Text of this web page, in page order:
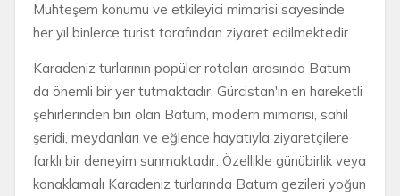
Muhteşem konumu ve etkileyici mimarisi sayesinde
her yıl binlerce turist tarafından ziyaret edilmektedir.
Karadeniz turlarının popüler rotaları arasında Batum
da önemli bir yer tutmaktadır. Gürcistan'ın en hareketli
şehirlerinden biri olan Batum, modern mimarisi, sahil
şeridi, meydanları ve eğlence hayatıyla ziyaretçilere
farklı bir deneyim sunmaktadır. Özellikle günübirlik veya
konaklamalı Karadeniz turlarında Batum gezileri yoğun